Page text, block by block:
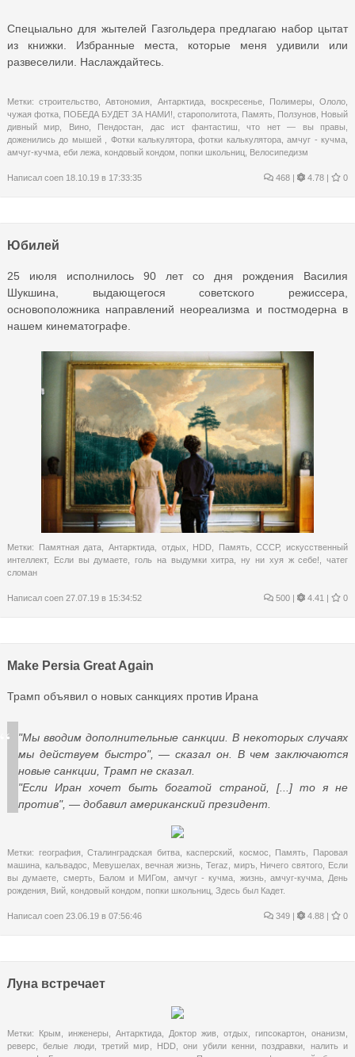
Спецыально для жытелей Газгольдера предлагаю набор цытат
из книжки. Избранные места, которые меня удивили или
развеселили. Наслаждайтесь.
Метки:строительство ,Автономия Антарктида, воскресенье, Полимеры ,Ололо
чужая фотка ПОБЕДА БУДЕТ ЗА НАМИ! старополитота Память Ползунов Новый
дивный мир
Вино, Пендостан дас ист фантастиш ,что нет — вы правы
доженились до мышей
Фотки калькулятора ,фотки калькулятора,амчуг - кучма
амчуг-кучма еби лежа кондовый кондом попки школьниц Велосипедизм
Написал coen 18.10.19 в 17:33:35 468 | 4.78 | 0
Юбилей
25 июля исполнилось 90 лет со дня рождения Василия
Шукшина, выдающегося советского режиссера,
основоположника направлений неореализма и постмодерна в
нашем кинематографе.
Метки: Памятная дата Антарктида, отдых HDD Память ,СССР, искусственный
интеллект, Если вы думаете ,голь на выдумки хитра ,ну ни хуя ж себе! ,чатег
сломан
Написал coen 27.07.19 в 15:34:52 500 | 4.41 | 0
Make Persia Great Again
Трамп объявил о новых санкциях против Ирана
"Мы вводим дополнительные санкции. В некоторых случаях
мы действуем быстро", — сказал он. В чем заключаются
новые санкции, Трамп не сказал.
"Если Иран хочет быть богатой страной, [...] то я не
против", — добавил американский президент.
Метки: география ,Сталинградская битва,касперский космос Память
Паровая
машина кальвадос Мевушелах ,вечная жизнь Teraz миръ, Ничего святого
Если
вы думаете
смерть Балом и МИГом амчуг - кучма жизнь амчуг-кучма, День
рождения
Вий кондовый кондом попки школьниц Здесь был Кадет.
Написал coen 23.06.19 в 07:56:46 349 | 4.88 | 0
Луна встречает
Метки: Крым инженеры Антарктида Доктор жив отдых гипсокартон онанизм
реверс ,белые люди,третий мир HDD,они убили кенни,поздравки
налить и